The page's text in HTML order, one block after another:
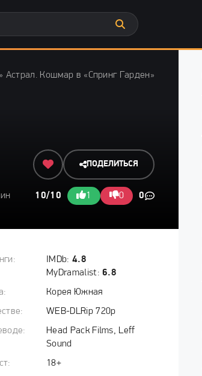
» Астрал. Кошмар в «Спринг Гарден»
ПОДЕЛИТЬСЯ
10/10 1 0 0
IMDb: 4.8
MyDramalist:6.8
Корея Южная
WEB-DLRip 720p
Head Pack Films, Leff
Sound
18+